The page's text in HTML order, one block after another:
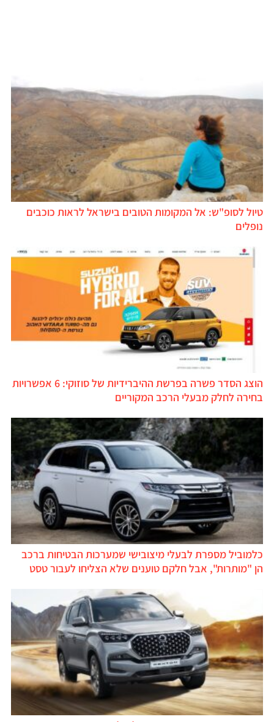
טיול לסופ"ש: אל המקומות הטובים בישראל לראות כוכבים
נופלים
הוצג הסדר פשרה בפרשת ההיברידיות של סוזוקי: 6 אפשרויות
בחירה לחלק מבעלי הרכב המקוריים
כלמוביל מספרת לבעלי מיצובישי שמערכות הבטיחות ברכב
הן "מותרות", אבל חלקם טוענים שלא הצליחו לעבור טסט